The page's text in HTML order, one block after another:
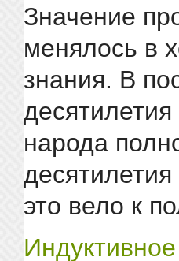
Значение
менялось в
знания. В
народа
это вело к